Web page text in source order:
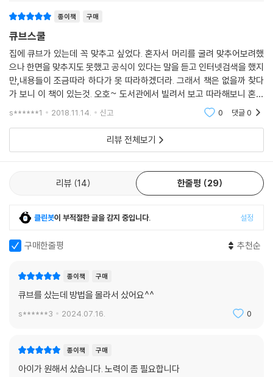
종이책 구매
큐브스쿨
집에 큐브가 있는데 꼭 맞추고 싶었다. 혼자서 머리를 굴려 맞추어보려했
으나 한면을 맞추지도 못했고 공식이 있다는 말을 듣고 인터넷검색을 했지
만,내용들이 조금따라 하다가 못 따라하겠더라. 그래서 책은 없을까 찾다
가 보니 이 책이 있는것. 오호~ 도서관에서 빌려서 보고 따라해보니 혼자
서도 잘 따라할수있게 설명이 자세하고 정확하다. 사진으로 친절하게 설명
s******1 2018.11.14. 신고 0 댓글0
리뷰 전체보기
리뷰 14 한줄평 29
클린봇이 부적절한 글을 감지 중입니다. 설정
구매한줄평 추천순
종이책 구매
큐브를 샀는데 방법을 몰라서 샀어요^^
s******3 2024.07.16. 0
종이책 구매
아이가 원해서 샀습니다. 노력이 좀 필요합니다